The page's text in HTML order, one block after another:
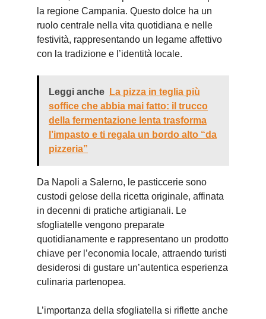
la regione Campania. Questo dolce ha un
ruolo centrale nella vita quotidiana e nelle
festività, rappresentando un legame affettivo
con la tradizione e l’identità locale.
Leggi anche
La pizza in teglia più
soffice che abbia mai fatto: il trucco
della fermentazione lenta trasforma
l’impasto e ti regala un bordo alto “da
pizzeria”
Da Napoli a Salerno, le pasticcerie sono
custodi gelose della ricetta originale, affinata
in decenni di pratiche artigianali. Le
sfogliatelle vengono preparate
quotidianamente e rappresentano un prodotto
chiave per l’economia locale, attraendo turisti
desiderosi di gustare un’autentica esperienza
culinaria partenopea.
L’importanza della sfogliatella si riflette anche